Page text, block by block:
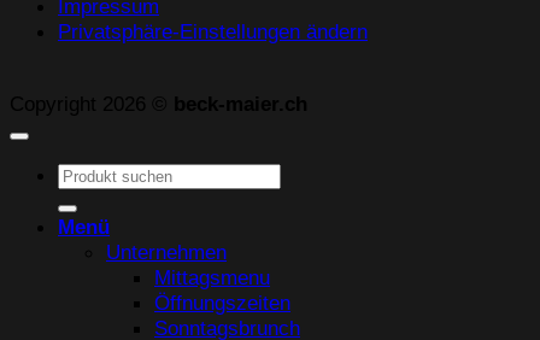
Impressum
Privatsphäre-Einstellungen ändern
Copyright 2026 © beck-maier.ch
Suchen
nach:
Menü
Unternehmen
Mittagsmenu
Öffnungszeiten
Sonntagsbrunch